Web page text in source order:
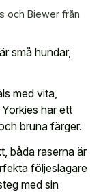
och Biewer från
små hundar,
med vita,
har ett
bruna färger.
båda raserna är
följeslagare
med sin